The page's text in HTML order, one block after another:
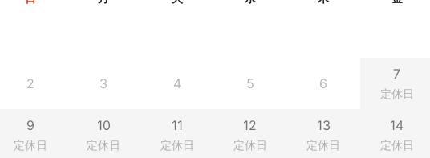
2 3 4 5 6
7
定休日
9
定休日
10
定休日
11
定休日
12
定休日
13
定休日
14
定休日